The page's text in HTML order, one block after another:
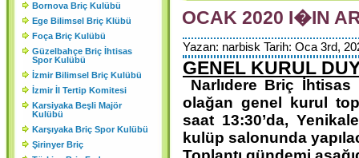
18.TRAFİK TERÖRÜ VE
ŞİDDETE HAYIR TURNUVASI
2024 YILI OLAĞAN GENEL
KURULU SONUCU ORGANLAR
ŞU ŞEKİLDE OLUŞMUŞTUR.
OCAK 2020 I�IN
Yazan: narbisk Tarih: Oca 3rd,
GENEL KURUL
Narlıdere Briç
olağan genel kurul
saat 13:30’da,
kulüp salonunda
Bornova Briç Kulübü
Ege Bilimsel Briç Klübü
Foça Briç Kulübü
Güzelbahçe Briç İhtisas
Spor Kulübü
İzmir Bilimsel Briç Kulübü
İzmir İl Tertip Komitesi
Karsiyaka Beşli Majör
Kulübü
Karşıyaka Briç Spor Kulübü
Şirinyer Briç